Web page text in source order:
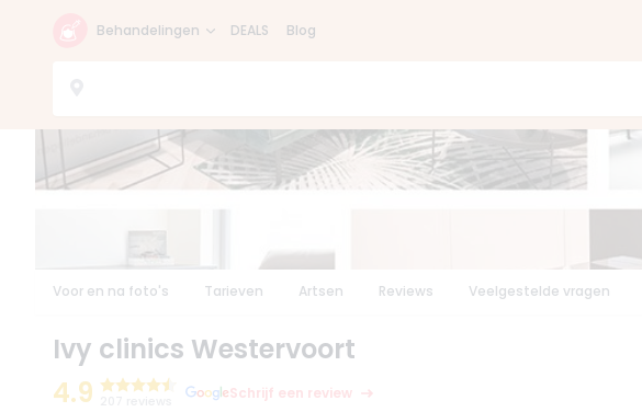
Behandelingen DEALS Blog
Voor en na foto's Tarieven Artsen Reviews Veelgestelde vragen
Ivy clinics Westervoort
4.9
Schrijf een review